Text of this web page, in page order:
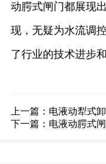
动腭式闸门都展现
现，无疑为水流调
了行业的技术进步和
上一篇： 电液动犁式
下一篇： 电液动腭式